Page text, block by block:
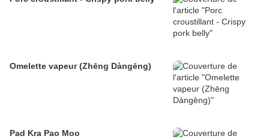
Omelette vapeur (Zhēng Dàngēng)
Pad Kra Pao Moo